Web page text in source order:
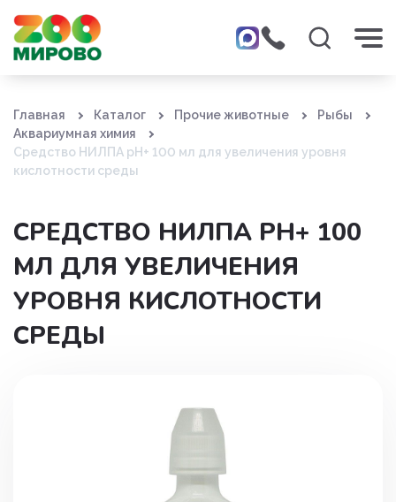
Главная Каталог Прочие животные
Рыбы
Аквариумная химия
Средство НИЛПА рН+ 100 мл для увеличения уровня
кислотности среды
СРЕДСТВО НИЛПА РН+ 100
МЛ ДЛЯ УВЕЛИЧЕНИЯ
УРОВНЯ КИСЛОТНОСТИ
СРЕДЫ